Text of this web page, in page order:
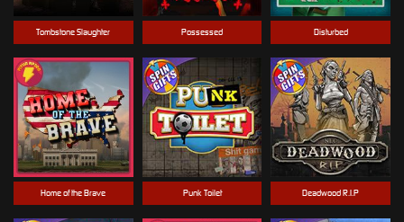
Home of the Brave
Tombstone Slaughter
Deadwood R.I.P
Punk Toilet
Possessed Disturbed